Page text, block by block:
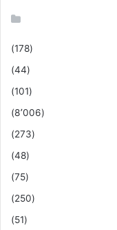
(178)
(44)
(101)
(8٬006)
(273)
(48)
(75)
(250)
(51)